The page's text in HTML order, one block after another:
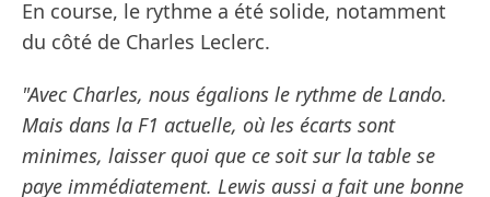
En course, le rythme a été solide, notamment
du côté de Charles Leclerc.
"Avec Charles, nous égalions le rythme de Lando.
Mais dans la F1 actuelle, où les écarts sont
minimes, laisser quoi que ce soit sur la table se
paye immédiatement. Lewis aussi a fait une bonne